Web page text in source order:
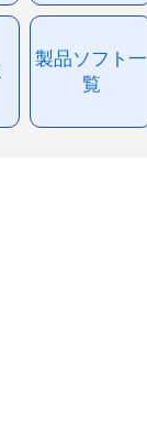
製品ソフト一
覧